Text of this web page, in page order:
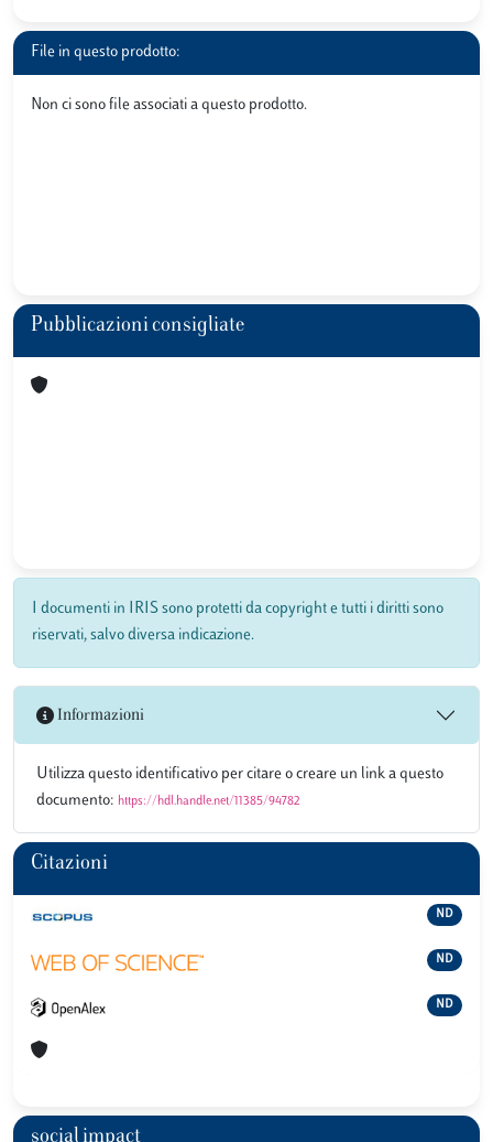
File in questo prodotto:
Non ci sono file associati a questo prodotto.
Pubblicazioni consigliate
I documenti in IRIS sono protetti da copyright e tutti i diritti sono
riservati, salvo diversa indicazione.
Informazioni
Utilizza questo identificativo per citare o creare un link a questo
documento: https://hdl.handle.net/11385/94782
Citazioni
ND
ND
ND
social impact